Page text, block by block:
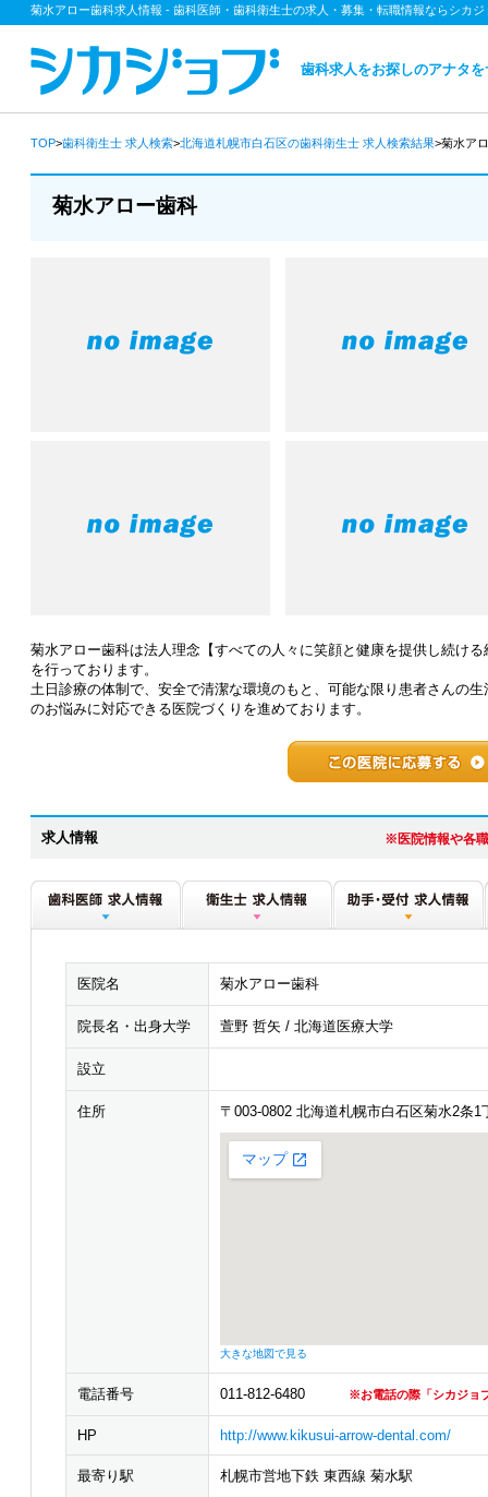
菊水アロー歯科求人情報 - 歯科医師・歯科衛生士の求人・募集・転職情報ならシカジ
歯科求人をお探しのアナタ
TOP>歯科衛生士 求人検索>北海道札幌市白石区の歯科衛生士 求人検索結果>菊水ア
菊水アロー歯科
菊水アロー歯科は法人理念【すべての人々に笑顔と健康を提供し続け
を行っております。
土日診療の体制で、安全で清潔な環境のもと、可能な限り患者さんの
のお悩みに対応できる医院づくりを進めております。
求人情報 ※医院情報や各
医院名 菊水アロー歯科
院長名・出身大学 萱野 哲矢 / 北海道医療大学
設立
住所 〒003-0802 北海道札幌市白石区菊水2条1
大きな地図で見る
電話番号 011-812-6480 ※お電話の際「シカジョ
HP http://www.kikusui-arrow-dental.com/
最寄り駅 札幌市営地下鉄 東西線 菊水駅